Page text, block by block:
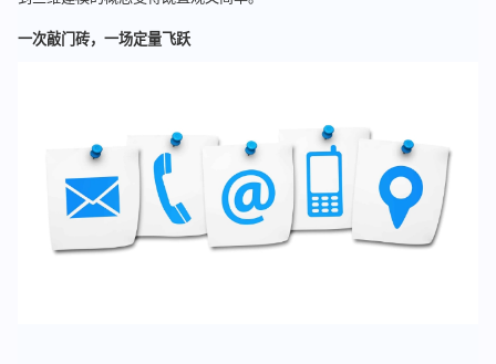
一次敲门砖，一场定量飞跃